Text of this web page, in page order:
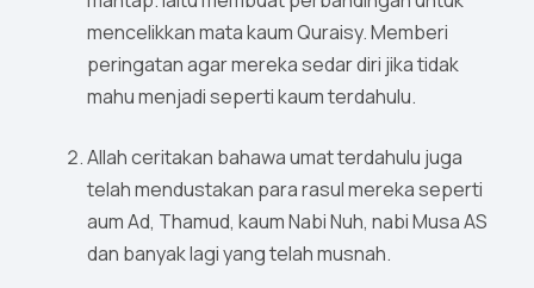
mencelikkan mata kaum Quraisy. Memberi
peringatan agar mereka sedar diri jika tidak
mahu menjadi seperti kaum terdahulu.
Allah ceritakan bahawa umat terdahulu juga
telah mendustakan para rasul mereka seperti
aum Ad, Thamud, kaum Nabi Nuh, nabi Musa AS
dan banyak lagi yang telah musnah.